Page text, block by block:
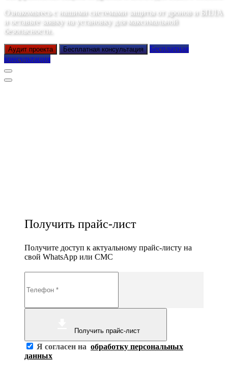
Ознакомьтесь с нашими системами защиты от дронов и БПЛА
и оставьте заявку на установку для максимальной
безопасности.
Аудит проекта Бесплатная консультация
Бесплатная
консультация
Получить прайс-лист
Получите доступ к актуальному прайс-листу на
свой WhatsApp или СМС
Получить прайс-лист
Я согласен на обработку персональных
данных